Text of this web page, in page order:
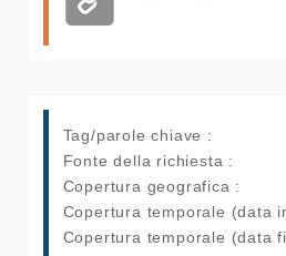
Tag/parole chiave :
Fonte della richiesta :
Copertura geografica :
Copertura temporale (data
Copertura temporale (data